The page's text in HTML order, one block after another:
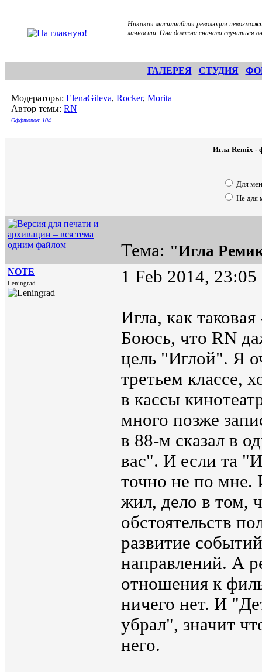
Никакая масштабная революция
личности. Она должна сначала случиться
ГАЛЕРЕЯ СТУДИЯ
Модераторы: ElenaGileva, Rocker, Morita
Автор темы: RN
Оффтопов: 104
Игла Remix -
Для
Не для
Тема: "Игла
NOTE
Leningrad 1 Feb 2014, 23:05
Игла, как
Боюсь, что RN
цель "Иглой". Я
третьем классе,
в кассы
много позже
в 88-м сказал в
вас". И если та
точно не по мне.
жил, дело в том,
обстоятельств
развитие
направлений. А
отношения к
ничего нет. И
убрал", значит
него.